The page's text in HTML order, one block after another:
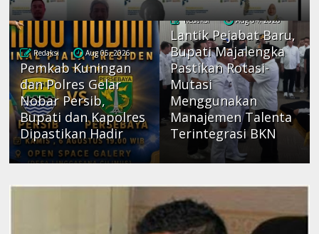
Redaksi Aug 05, 2026
Pemkab Kuningan
dan Polres Gelar
Nobar Persib,
Bupati dan Kapolres
Dipastikan Hadir
Redaksi Aug 04, 2026
Lantik Pejabat Baru,
Bupati Majalengka
Pastikan Rotasi-
Mutasi
Menggunakan
Manajemen Talenta
Terintegrasi BKN